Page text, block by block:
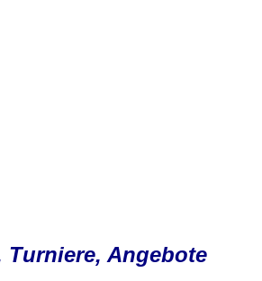
Turniere, Angebote